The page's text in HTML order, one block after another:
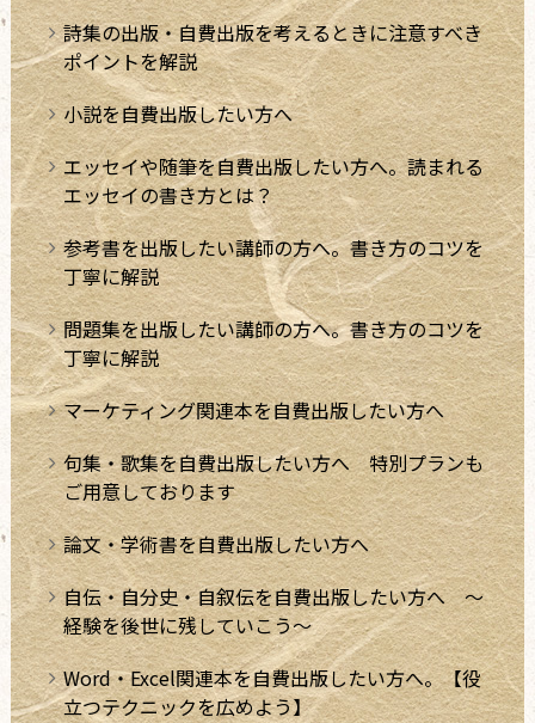
詩集の出版・自費出版を考えるときに注意すべき
ポイントを解説
小説を自費出版したい方へ
エッセイや随筆を自費出版したい方へ。読まれる
エッセイの書き方とは？
参考書を出版したい講師の方へ。書き方のコツを
丁寧に解説
問題集を出版したい講師の方へ。書き方のコツを
丁寧に解説
マーケティング関連本を自費出版したい方へ
句集・歌集を自費出版したい方へ 特別プランも
ご用意しております
論文・学術書を自費出版したい方へ
自伝・自分史・自叙伝を自費出版したい方へ ～
経験を後世に残していこう～
Word・Excel関連本を自費出版したい方へ。【役
立つテクニックを広めよう】